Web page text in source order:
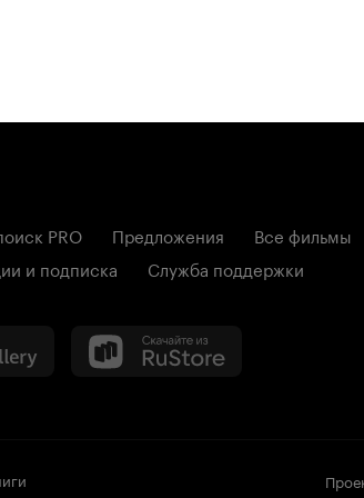
PRO Предложения Все фильмы
и подписка Служба поддержки